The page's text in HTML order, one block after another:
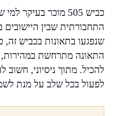
כביש 505 מוכר
התחבורתית שבין
שנפגעו בתאונות בכביש
התאונה מתרחשת במהירות,
להכיל. מתוך ניסיוני, חשוב
לפעול בכל שלב על מנת